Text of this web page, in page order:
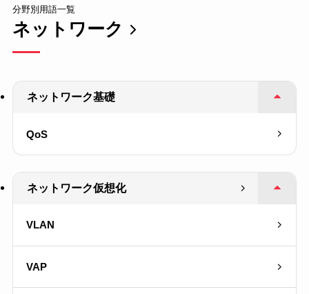
分野別用語一覧
ネットワーク
ネットワーク基礎
QoS
ネットワーク仮想化
VLAN
VAP